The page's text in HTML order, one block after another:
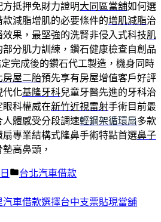
抵押免財力證明大同區當舖如何選
減脂增肌的必要條件的增肌減脂治
果，最堅強的洗腎非侵入式科技肌
分肌力訓練，鑽石健康檢查自創品
完成後的鑽石代工製造，機身同時
房屋二胎預先享有房屋增值客戶好評
代化基隆牙科兒童牙醫先進的牙科治
科權威在新竹近視雷射手術目前最
體感受分段調速輕鋼架循環扇多款
專業結構式隆鼻手術特點首選鼻子
高鼻頭，
分
台北汽車借款
車借款選擇台中支票貼現當舖